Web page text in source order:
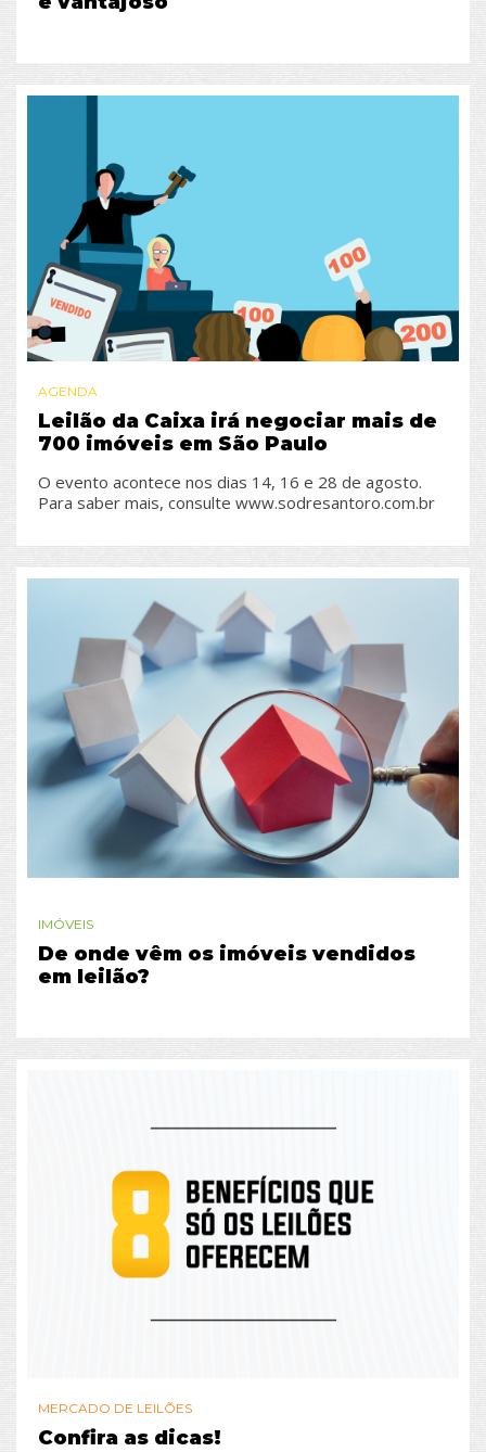
AGENDA
Leilão da Caixa irá negociar mais de
700 imóveis em São Paulo
O evento acontece nos dias 14, 16 e 28 de agosto.
Para saber mais, consulte www.sodresantoro.com.br
IMÓVEIS
De onde vêm os imóveis vendidos
em leilão?
MERCADO DE LEILÕES
Confira as dicas!